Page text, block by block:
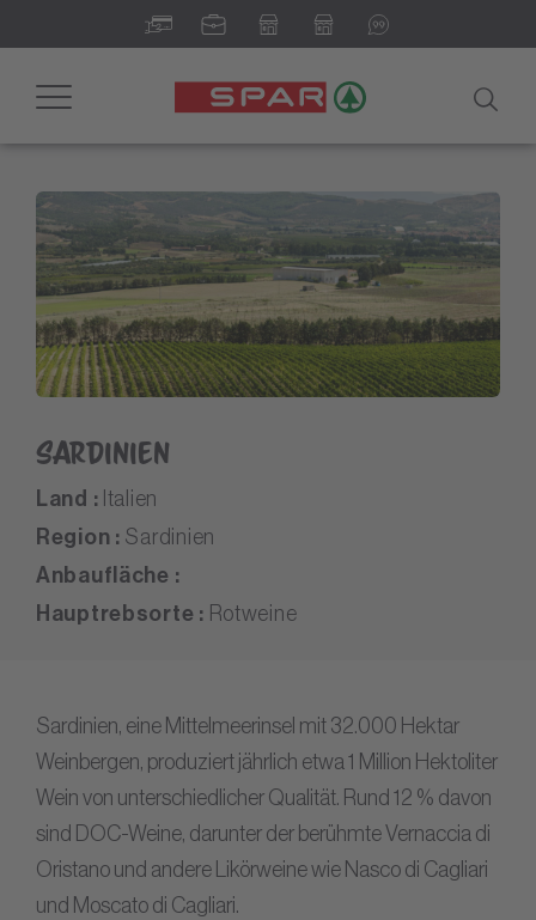
Toggle
Sardinien
Land : Italien
Region : Sardinien
Anbaufläche :
Hauptrebsorte : Rotweine
Sardinien, eine Mittelmeerinsel mit 32.000 Hektar
Weinbergen, produziert jährlich etwa 1 Million Hektoliter
Wein von unterschiedlicher Qualität. Rund 12 % davon
sind DOC-Weine, darunter der berühmte Vernaccia di
Oristano und andere Likörweine wie Nasco di Cagliari
und Moscato di Cagliari.